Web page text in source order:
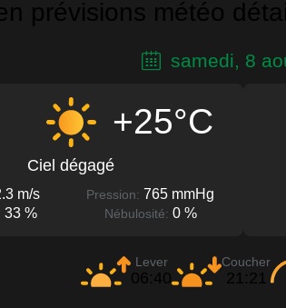
prévisions météo
samedi, 8
+25°C
Ciel dégagé
m/s Pression: 765 mmHg
33 % Nébulosité: 0 %
Lever
06:40
Coucher
21:21